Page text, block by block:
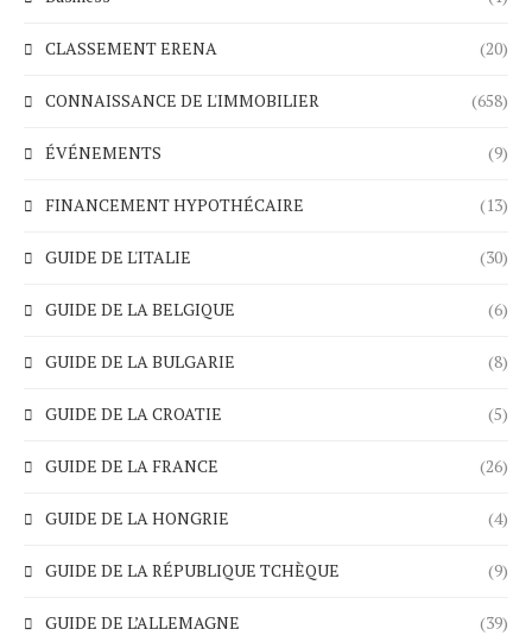
CLASSEMENT ERENA (20)
CONNAISSANCE DE L'IMMOBILIER (658)
ÉVÉNEMENTS (9)
FINANCEMENT HYPOTHÉCAIRE (13)
GUIDE DE L'ITALIE (30)
GUIDE DE LA BELGIQUE (6)
GUIDE DE LA BULGARIE (8)
GUIDE DE LA CROATIE (5)
GUIDE DE LA FRANCE (26)
GUIDE DE LA HONGRIE (4)
GUIDE DE LA RÉPUBLIQUE TCHÈQUE (9)
GUIDE DE L’ALLEMAGNE (39)